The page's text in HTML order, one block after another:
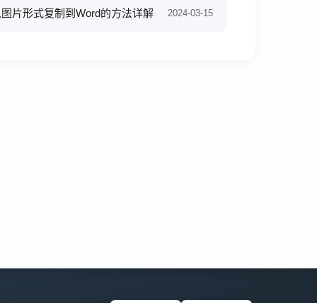
片形式复制到Word的方法详解 2024-03-15